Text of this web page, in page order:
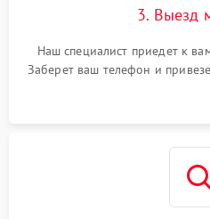
3. Выезд
Наш специалист приедет к
Заберет ваш телефон и